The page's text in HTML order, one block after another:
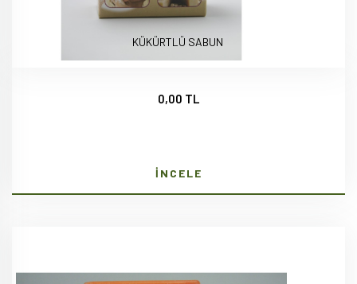
KÜKÜRTLÜ SABUN
0,00 TL
İNCELE